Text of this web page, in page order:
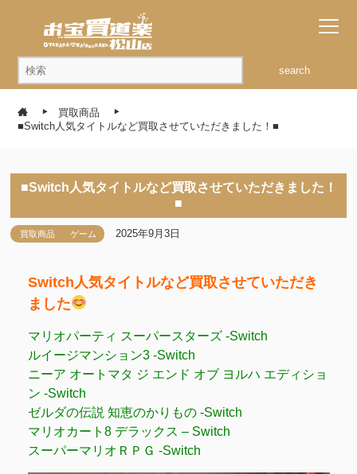
search
買取商品
■Switch人気タイトルなど買取させていただきました！■
■Switch人気タイトルなど買取させていただきました！
■
買取商品 ゲーム 2025年9月3日
Switch人気タイトルなど買取させていただき
ました
マリオパーティ スーパースターズ -Switch
ルイージマンション3 -Switch
ニーア オートマタ ジ エンド オブ ヨルハ エディショ
ン -Switch
ゼルダの伝説 知恵のかりもの -Switch
マリオカート8 デラックス – Switch
スーパーマリオＲＰＧ -Switch